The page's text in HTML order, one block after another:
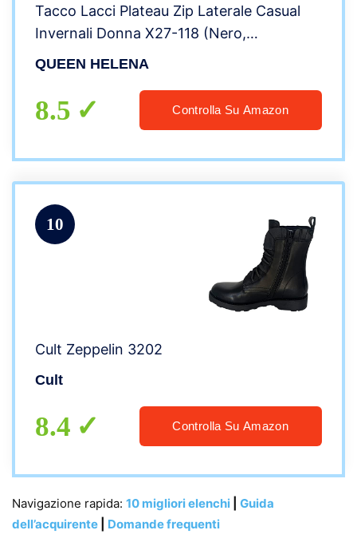
Tacco Lacci Plateau Zip Laterale Casual
Invernali Donna X27-118 (Nero,
numeric_38)
QUEEN HELENA
8.5 Controlla Su Amazon
10
Cult Zeppelin 3202
Cult
8.4 Controlla Su Amazon
Navigazione rapida: 10 migliori elenchi
Guida
dell’acquirente
Domande frequenti